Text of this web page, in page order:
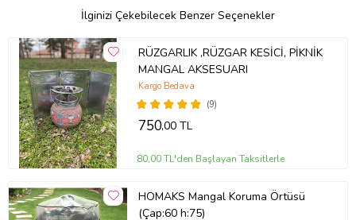
LokmanAVM Adana Şiş Tahta Şiş
Miktar - Birim - Ebat - Ağırlık -
Ölçü:
LokmanAVM Adana Şiş Tahta Şiş 240 mm x 10 mm x 2 mm Takribi
200 Adet 1 Paket
LokmanAVM Adana Şiş Tahta Şiş
240 mm x 10 mm x 2 mm Takribi
200 Adet 1 Paket İzin Belge:
İlginizi Çekebilecek Benzer Seçenekler
RÜZGARLIK ,RÜZGAR KESİCİ, PİKNİK
MANGAL AKSESUARI
(9)
Kargo Bedava
750,00 TL
80,00 TL'den Başlayan Taksitlerle
HOMAKS Mangal Koruma Örtüsü
(Çap:60 h:75)